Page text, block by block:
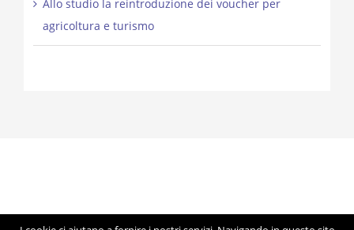
Allo studio la reintroduzione dei voucher per
agricoltura e turismo